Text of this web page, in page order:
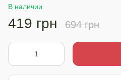
В наличии
419 грн 694 грн